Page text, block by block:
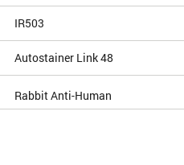
IR503
Autostainer Link 48
Rabbit Anti-Human